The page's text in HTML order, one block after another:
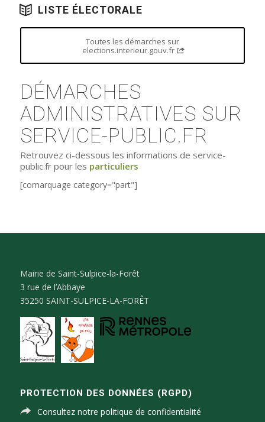
LISTE ÉLECTORALE
Toutes les démarches sur
elections.interieur.gouv.fr
DÉMARCHES
ADMINISTRATIVES SUR
SERVICE-PUBLIC.FR
Retrouvez ci-dessous les informations de service-
public.fr pour les particuliers
[comarquage category="part"]
Mairie de Saint-Sulpice-la-Forêt
3 rue de l’Abbaye
35250 SAINT-SULPICE-LA-FORÊT
PROTECTION DES DONNÉES (RGPD)
Consultez notre politique de confidentialité